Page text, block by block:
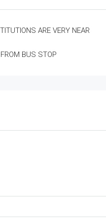
ARE VERY NEAR
BUS STOP